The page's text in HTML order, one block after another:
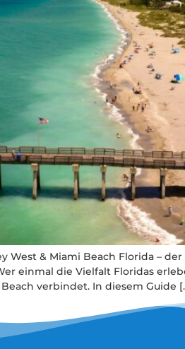
West & Miami Beach Florida –
einmal die Vielfalt Floridas
verbindet. In diesem Guide